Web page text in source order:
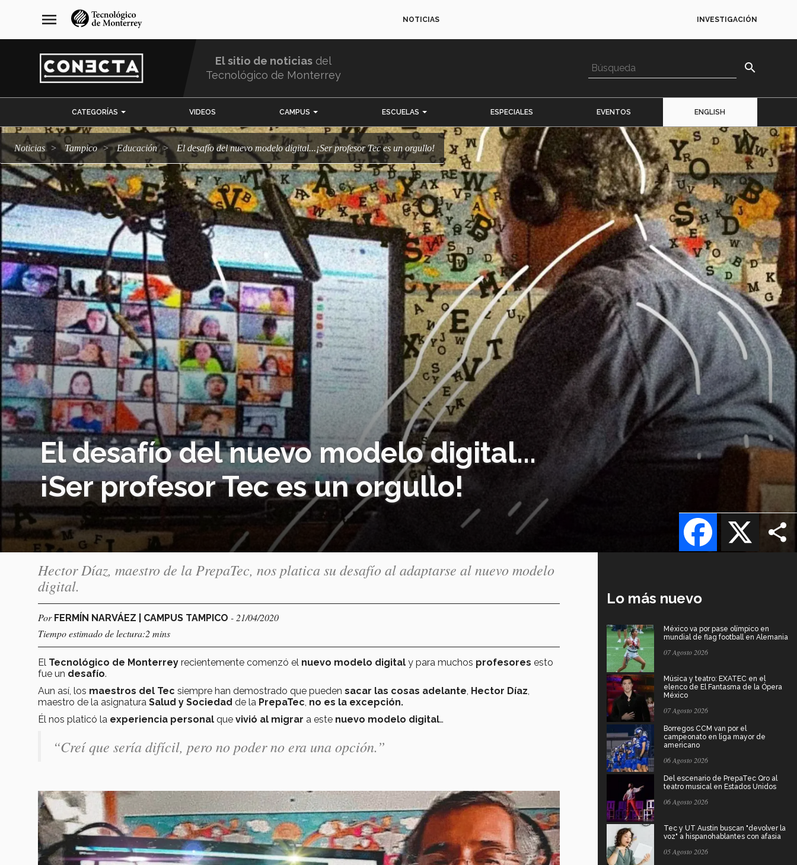
navegación
principal
menu NOTICIAS INVESTIGACIÓN
El sitio de noticias del
Tecnológico de Monterrey
search
CATEGORÍAS VIDEOS CAMPUS ESCUELAS ESPECIALES EVENTOS ENGLISH
Noticias Tampico Educación El desafío del nuevo modelo digital...¡Ser profesor Tec es un orgullo!
El desafío del nuevo modelo digital...
¡Ser profesor Tec es un orgullo!
X
Facebook
Hector Díaz, maestro de la PrepaTec, nos platica su desafío al adaptarse al nuevo modelo
digital.
Por FERMÍN NARVÁEZ | CAMPUS TAMPICO - 21/04/2020
Tiempo estimado de lectura:2 mins
El Tecnológico de Monterrey recientemente comenzó el nuevo modelo digital y para muchos profesores esto
fue un desafío.
Aun así, los maestros del Tec siempre han demostrado que pueden sacar las cosas adelante Hector Díaz
maestro de la asignatura Salud y Sociedad de la PrepaTec no es la excepción.
Él nos platicó la experiencia personal que vivió al migrar a este nuevo modelo digital…
“Creí que sería difícil, pero no poder no era una opción.”
Lo más nuevo
México va por pase olímpico en
mundial de flag football en Alemania
07 Agosto 2026
Música y teatro: EXATEC en el
elenco de El Fantasma de la Ópera
México
07 Agosto 2026
Borregos CCM van por el
campeonato en liga mayor de
americano
06 Agosto 2026
Del escenario de PrepaTec Qro al
teatro musical en Estados Unidos
06 Agosto 2026
Tec y UT Austin buscan "devolver la
voz" a hispanohablantes con afasia
05 Agosto 2026